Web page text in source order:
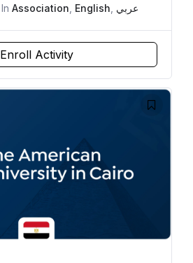
In Association English عربي
Enroll Activity